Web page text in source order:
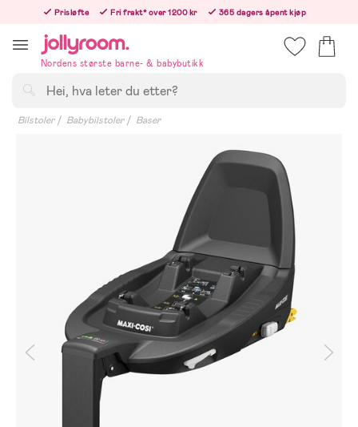
innehållet
Prisløfte Fri frakt* over 1200 kr
365 dagers åpent kjøp
Nordens største barne- & babybutikk
Bilstoler Babybilstoler Baser